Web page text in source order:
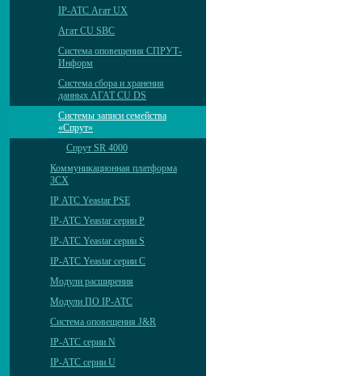
IP-АТС Агат UX
Агат CU SBC
Система оповещения СПРУТ-
Информ
Система сбора и хранения
данных АГАТ CU DS
Системы записи семейства
«Спрут»
Спрут SR 4000
Коммуникационная платформа
3CX
IP АТС Yeastar PSE
IP-АТС Yeastar серии P
IP-АТС Yeastar серии S
IP-АТС Yeastar серии C
Модули расширения
Модули ПО IP-АТС
Система оповещения J&R
IP-АТС серии N
IP-АТС серии U